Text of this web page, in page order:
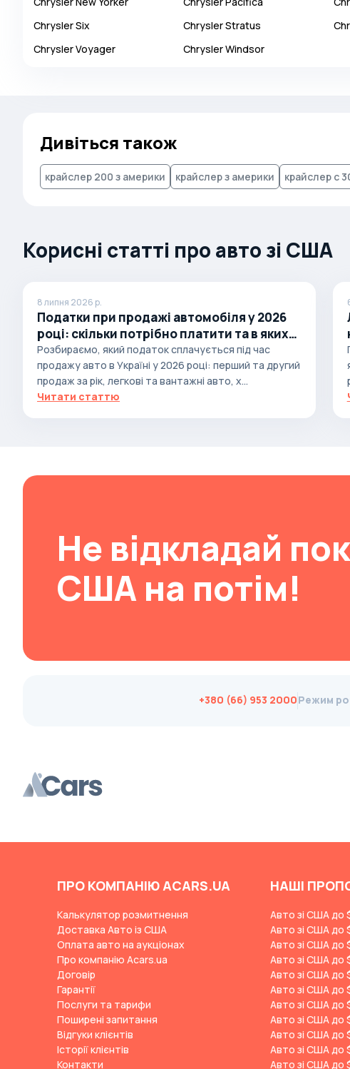
Avatr
Avtokam
Baltijas Dzips
Bertone
Bilenkin
Bio auto
Bitter
BMW
Brilliance
Bufori
Bugatti
Buick
ChangFeng
Chevrolet
Citroen
Cizeta
Coggiola
Cord
Cupra
Dacia
Dadi
ChryslerSix ChryslerStratus
ChryslerVoyager ChryslerWindsor
Дивіться також
крайслер 200 з америки крайслер з америки крайслер с
Корисні статті про авто зі США
8 липня 2026 р.
Податки при продажі автомобіля у 2026
році: скільки потрібно платити та в яких
випадках
Розбираємо, який податок сплачується під час
продажу авто в Україні у 2026 році: перший та другий
продаж за рік, легкові та вантажні авто, х...
Читати статтю
Не відкладай
США на потім!
+380 (66) 953 2000Режим
ПРО КОМПАНІЮ ACARS.UA
Калькулятор розмитнення
Доставка Авто із США
Оплата авто на аукціонах
Про компанію Acars.ua
Договір
Гарантії
Послуги та тарифи
Поширені запитання
Відгуки клієнтів
Історії клієнтів
Контакти
НАШІ
Авто зі США до
Авто зі США до
Авто зі США до
Авто зі США до
Авто зі США до
Авто зі США до
Авто зі США до
Авто зі США до
Авто зі США до
Авто зі США до
Авто зі США до